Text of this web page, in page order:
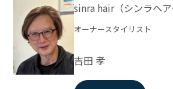
sinra hair（シンラヘア
オーナースタイリスト
吉田 孝